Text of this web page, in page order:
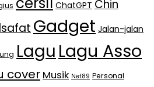
ChatGPT Chin
Gadget Jalan-jalan
Lagu Lagu Asso
cover Musik Net89 Personal